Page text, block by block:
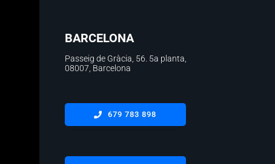
BARCELONA
Passeig de Gràcia, 56. 5a planta
08007, Barcelona
679 783 898